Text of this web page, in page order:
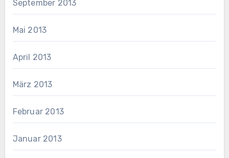
September 2013
Mai 2013
April 2013
März 2013
Februar 2013
Januar 2013